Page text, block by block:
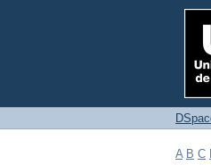
A B C